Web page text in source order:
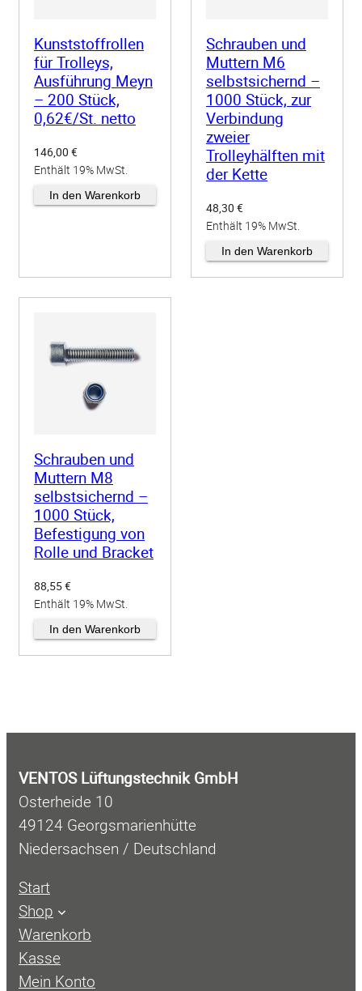
Kunststoffrollen
für Trolleys,
Ausführung Meyn
– 200 Stück,
0,62€/St. netto
146,00 €
Enthält 19% MwSt.
zzgl. Versand
In den Warenkorb
Schrauben und
Muttern M6
selbstsichernd –
1000 Stück, zur
Verbindung
zweier
Trolleyhälften mit
der Kette
48,30 €
Enthält 19% MwSt.
zzgl. Versand
In den Warenkorb
Schrauben und
Muttern M8
selbstsichernd –
1000 Stück,
Befestigung von
Rolle und Bracket
88,55€
Enthält 19% MwSt.
zzgl. Versand
In den Warenkorb
VENTOS Lüftungstechnik GmbH
Osterheide 10
49124 Georgsmarienhütte
Niedersachsen / Deutschland
Start
Shop
Warenkorb
Kasse
Mein Konto